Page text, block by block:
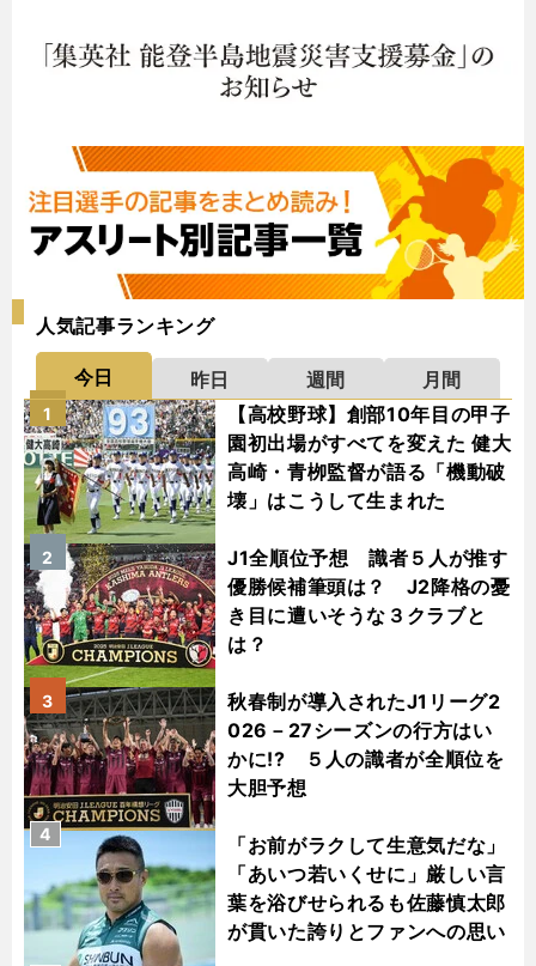
人気記事ランキング
今日 昨日 週間
月間
【高校野球】創部10年目の甲子
園初出場がすべてを変えた 健大
高崎・青栁監督が語る「機動破
壊」はこうして生まれた
1
J1全順位予想 識者５人が推す
優勝候補筆頭は？ J2降格の憂
き目に遭いそうな３クラブと
は？
2
秋春制が導入されたJ1リーグ2
026－27シーズンの行方はい
かに!? ５人の識者が全順位を
大胆予想
3
「お前がラクして生意気だな」
「あいつ若いくせに」厳しい言
葉を浴びせられるも佐藤慎太郎
が貫いた誇りとファンへの思い
4